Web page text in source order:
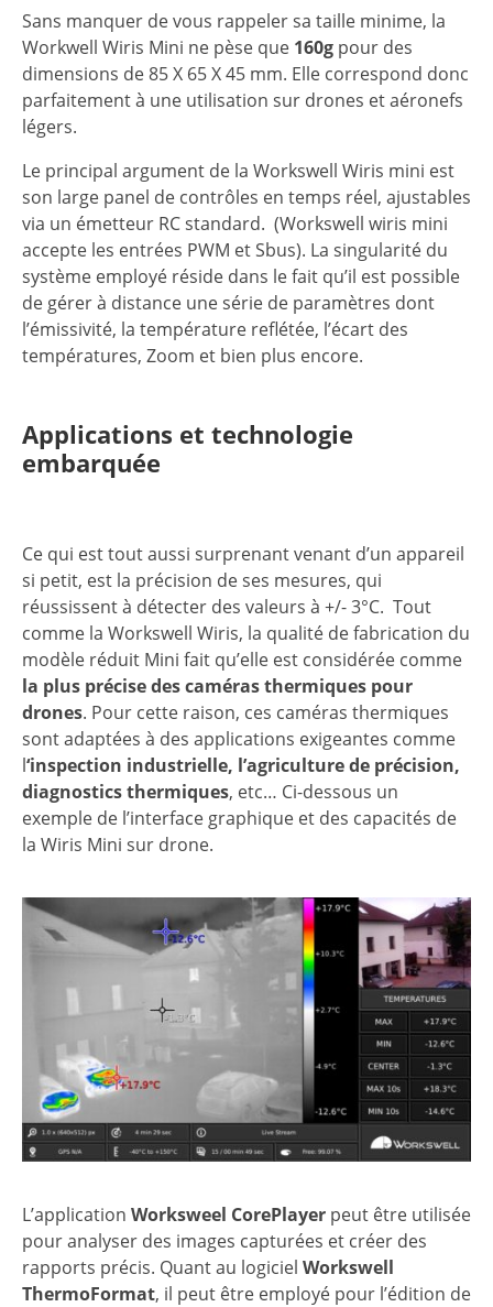
Sans manquer de vous rappeler sa taille minime, la
Workwell Wiris Mini ne pèse que 160g pour des
dimensions de 85 X 65 X 45 mm. Elle correspond donc
parfaitement à une utilisation sur drones et aéronefs
légers.
Le principal argument de la Workswell Wiris mini est
son large panel de contrôles en temps réel, ajustables
via un émetteur RC standard. (Workswell wiris mini
accepte les entrées PWM et Sbus). La singularité du
système employé réside dans le fait qu’il est possible
de gérer à distance une série de paramètres dont
l’émissivité, la température reflétée, l’écart des
températures, Zoom et bien plus encore.
Applications et technologie
embarquée
Ce qui est tout aussi surprenant venant d’un appareil
si petit, est la précision de ses mesures, qui
réussissent à détecter des valeurs à +/- 3°C. Tout
comme la Workswell Wiris, la qualité de fabrication du
modèle réduit Mini fait qu’elle est considérée comme
la plus précise des caméras thermiques pour
drones. Pour cette raison, ces caméras thermiques
sont adaptées à des applications exigeantes comme
l‘inspection industrielle, l’agriculture de précision,
diagnostics thermiques, etc… Ci-dessous un
exemple de l’interface graphique et des capacités de
la Wiris Mini sur drone.
L’application Worksweel CorePlayer peut être utilisée
pour analyser des images capturées et créer des
rapports précis. Quant au logiciel Workswell
ThermoFormat, il peut être employé pour l’édition de